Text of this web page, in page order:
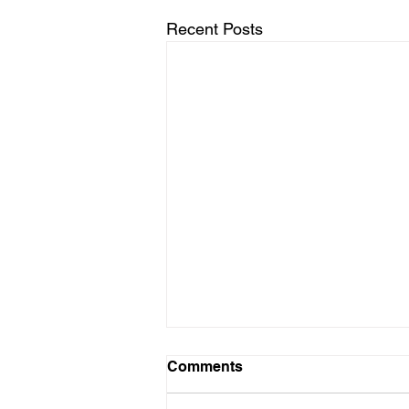
Recent Posts
Probleme probleme
Die hoop het toe nie beskaam
Comments